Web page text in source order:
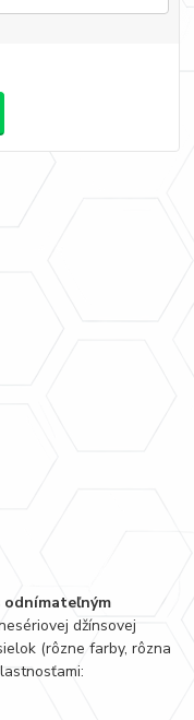
džínsovej
(rôzne farby, rôzna